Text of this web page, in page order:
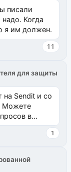
писали
Когда
я им должен.
11
для защиты
на Sendit и со
Можете
в
пуст, и,...
1